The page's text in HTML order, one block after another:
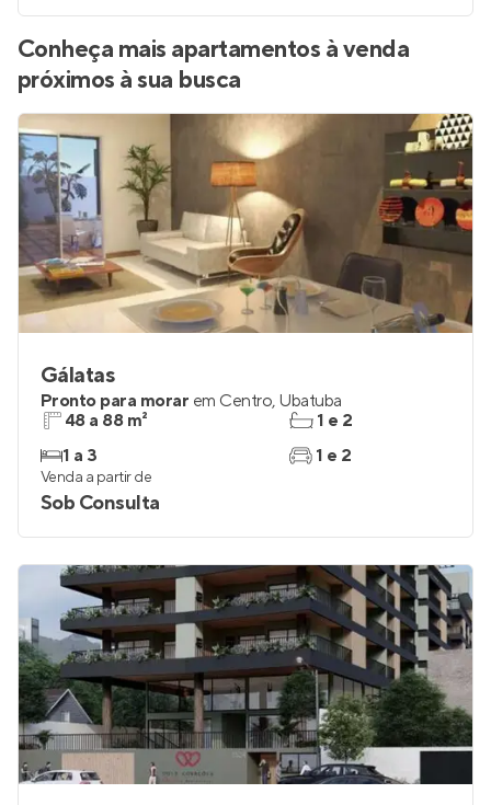
Conheça mais apartamentos à venda
próximos à sua busca
Gálatas
Pronto para morar em Centro, Ubatuba
48 a 88 m²
1 a 3
1 e 2
1 e 2
Venda a partir de
Sob Consulta